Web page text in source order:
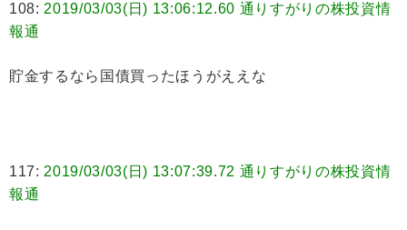
108: 2019/03/03(日) 13:06:12.60 通りすがりの株投資情
報通
貯金するなら国債買ったほうがええな
117: 2019/03/03(日) 13:07:39.72 通りすがりの株投資情
報通